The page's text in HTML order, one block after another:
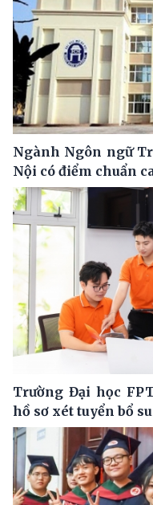
Ngành Ngôn ngữ
Nội có điểm chuẩn
Trường Đại học
hồ sơ xét tuyển bổ